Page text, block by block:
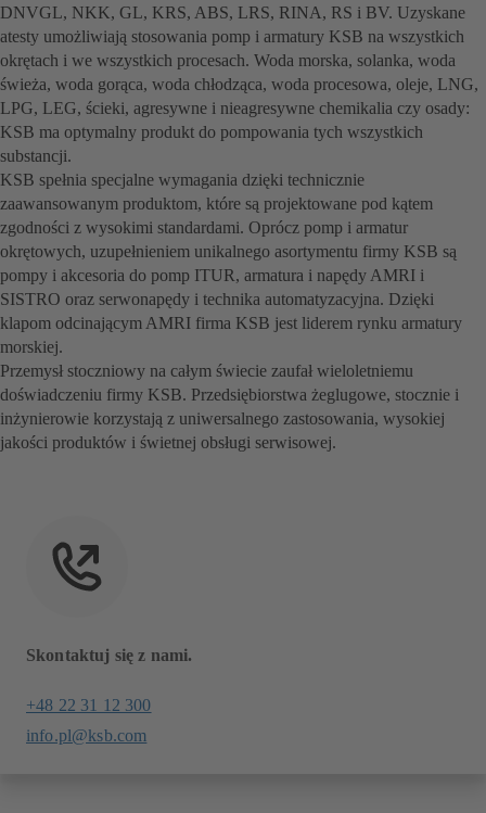
DNVGL, NKK, GL, KRS, ABS, LRS, RINA, RS i BV. Uzyskane
atesty umożliwiają stosowania pomp i armatury KSB na wszystkich
okrętach i we wszystkich procesach. Woda morska, solanka, woda
świeża, woda gorąca, woda chłodząca, woda procesowa, oleje, LNG,
LPG, LEG, ścieki, agresywne i nieagresywne chemikalia czy osady:
KSB ma optymalny produkt do pompowania tych wszystkich
substancji.
KSB spełnia specjalne wymagania dzięki technicznie
zaawansowanym produktom, które są projektowane pod kątem
zgodności z wysokimi standardami. Oprócz pomp i armatur
okrętowych, uzupełnieniem unikalnego asortymentu firmy KSB są
pompy i akcesoria do pomp ITUR, armatura i napędy AMRI i
SISTRO oraz serwonapędy i technika automatyzacyjna. Dzięki
klapom odcinającym AMRI firma KSB jest liderem rynku armatury
morskiej.
Przemysł stoczniowy na całym świecie zaufał wieloletniemu
doświadczeniu firmy KSB. Przedsiębiorstwa żeglugowe, stocznie i
inżynierowie korzystają z uniwersalnego zastosowania, wysokiej
jakości produktów i świetnej obsługi serwisowej.
Skontaktuj się z nami.
+48 22 31 12 300
info.pl@ksb.com